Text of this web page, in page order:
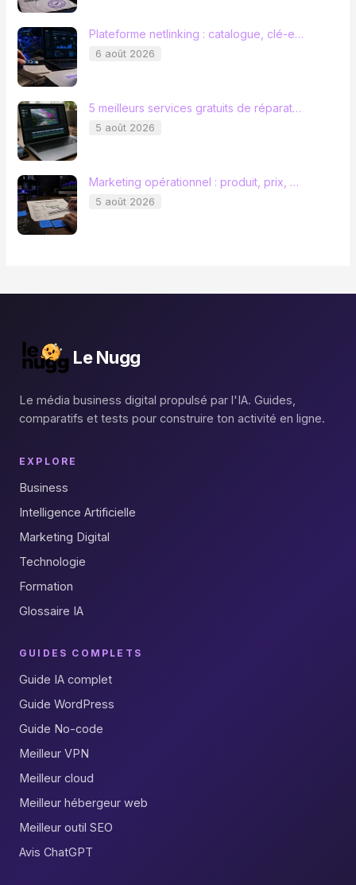
Plateforme netlinking : catalogue, clé-e…
6 août 2026
5 meilleurs services gratuits de réparat…
5 août 2026
Marketing opérationnel : produit, prix, …
5 août 2026
Le Nugg
Le média business digital propulsé par l'IA. Guides,
comparatifs et tests pour construire ton activité en ligne.
EXPLORE
Business
Intelligence Artificielle
Marketing Digital
Technologie
Formation
Glossaire IA
GUIDES COMPLETS
Guide IA complet
Guide WordPress
Guide No-code
Meilleur VPN
Meilleur cloud
Meilleur hébergeur web
Meilleur outil SEO
Avis ChatGPT